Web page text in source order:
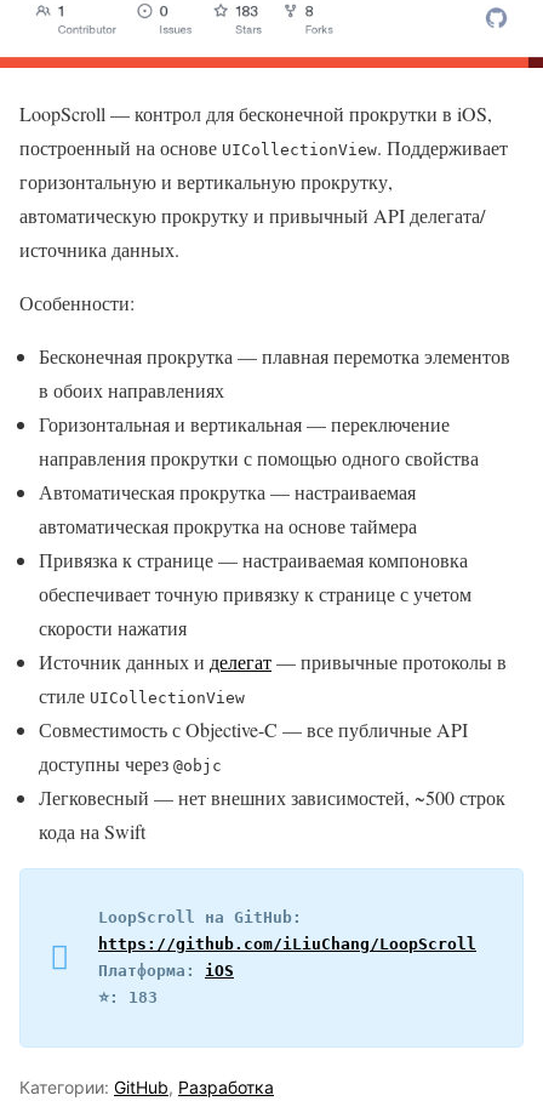
LoopScroll — контрол для бесконечной прокрутки в iOS,
построенный на основе UICollectionView. Поддерживает
горизонтальную и вертикальную прокрутку,
автоматическую прокрутку и привычный API делегата/
источника данных.
Особенности:
Бесконечная прокрутка — плавная перемотка элементов
в обоих направлениях
Горизонтальная и вертикальная — переключение
направления прокрутки с помощью одного свойства
Автоматическая прокрутка — настраиваемая
автоматическая прокрутка на основе таймера
Привязка к странице — настраиваемая компоновка
обеспечивает точную привязку к странице с учетом
скорости нажатия
Источник данных и делегат— привычные протоколы в
стиле UICollectionView
Совместимость с Objective-C — все публичные API
доступны через @objc
Легковесный — нет внешних зависимостей, ~500 строк
кода на Swift
https://github.com/iLiuChang/LoopScroll
Платформа: iOS
⭐️: 183
Категории: GitHub, Разработка